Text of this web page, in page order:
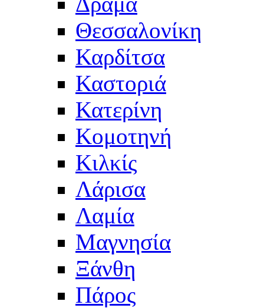
Θεσσαλονίκη
Καρδίτσα
Καστοριά
Κατερίνη
Κομοτηνή
Κιλκίς
Λάρισα
Λαμία
Μαγνησία
Ξάνθη
Πάρος